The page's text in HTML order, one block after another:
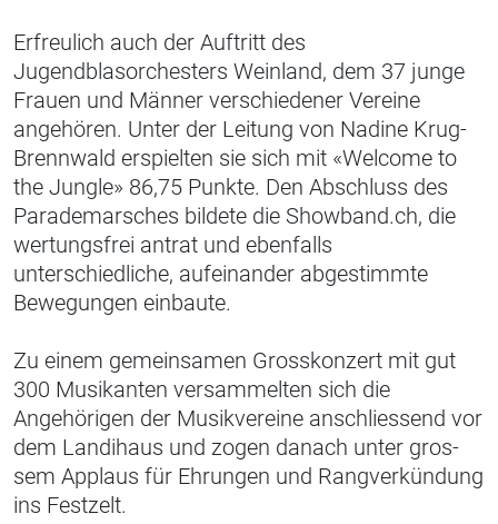
Erfreulich auch der Auftritt des
Jugendblasorchesters Weinland, dem 37 junge
Frauen und Männer verschiedener Vereine
angehören. Unter der Leitung von Nadine Krug-
Brennwald erspielten sie sich mit «Welcome to
the Jungle» 86,75 Punkte. Den Abschluss des
Parademarsches bildete die Showband.ch, die
wertungsfrei antrat und ebenfalls
unterschiedliche, aufeinander abgestimmte
Bewegungen einbaute.
Zu einem gemeinsamen Grosskonzert mit gut
300 Musikanten versammelten sich die
Angehörigen der Musikvereine anschliessend vor
dem Landihaus und zogen danach unter gros­
sem Applaus für Ehrungen und Rangverkündung
ins Festzelt.